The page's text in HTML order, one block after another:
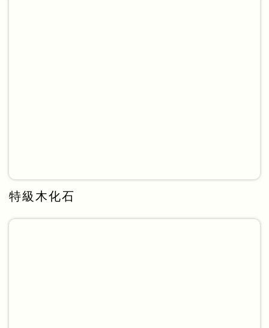
特級木化石